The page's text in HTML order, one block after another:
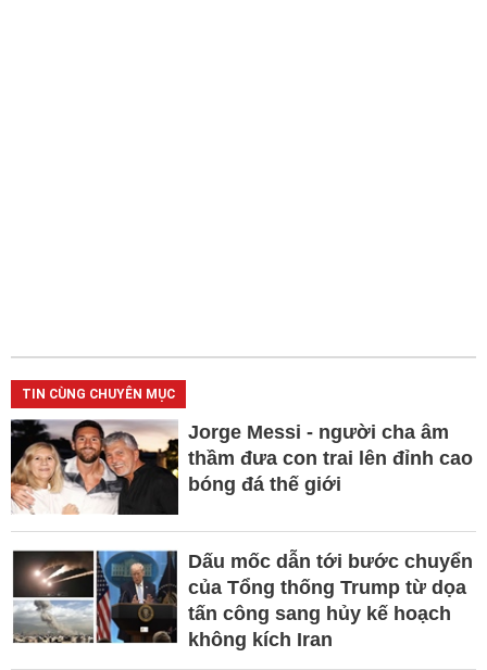
TIN CÙNG CHUYÊN MỤC
Jorge Messi - người cha âm
thầm đưa con trai lên đỉnh cao
bóng đá thế giới
Dấu mốc dẫn tới bước chuyển
của Tổng thống Trump từ dọa
tấn công sang hủy kế hoạch
không kích Iran